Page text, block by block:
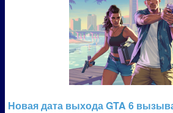
Новая дата выхода GTA 6